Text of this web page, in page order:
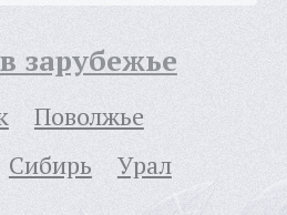
в зарубежье
Поволжье
Сибирь
Урал